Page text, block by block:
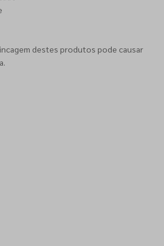
destes produtos pode causar